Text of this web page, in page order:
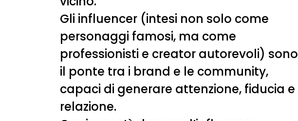
Gli influencer (intesi non solo come
personaggi famosi, ma come
professionisti e creator autorevoli) sono
il ponte tra i brand e le community,
capaci di generare attenzione, fiducia e
relazione.